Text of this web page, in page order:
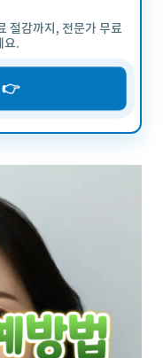
절감까지, 전문가 무료
요.
👉